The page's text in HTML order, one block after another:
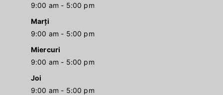
9:00 am - 5:00 pm
Marți
9:00 am - 5:00 pm
Miercuri
9:00 am - 5:00 pm
Joi
9:00 am - 5:00 pm